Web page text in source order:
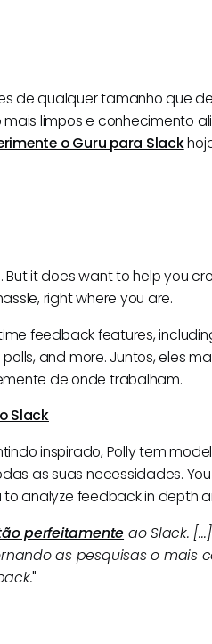
de qualquer tamanho que
limpos e conhecimento
o Guru para Slack
it does want to help you
right where you are.
feedback features,
and more. Juntos, eles
de onde trabalham.
Slack
inspirado, Polly tem
as suas necessidades.
to analyze feedback in depth
perfeitamente ao Slack.
as pesquisas o mais
"